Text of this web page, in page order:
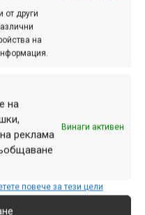
от други
на
на
реклама
Винаги активен
повече за тези цели